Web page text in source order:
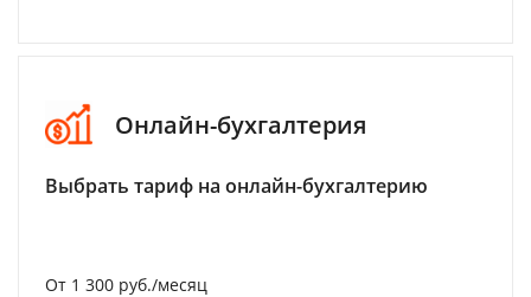
Онлайн-бухгалтерия
Выбрать тариф на онлайн-бухгалтерию
От 1 300 руб./месяц